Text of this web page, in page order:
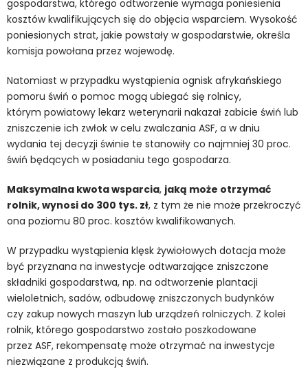
gospodarstwa, którego odtworzenie wymaga poniesienia
kosztów kwalifikujących się do objęcia wsparciem. Wysokość
poniesionych strat, jakie powstały w gospodarstwie, określa
komisja powołana przez wojewodę.
Natomiast w przypadku wystąpienia ognisk afrykańskiego
pomoru świń o pomoc mogą ubiegać się rolnicy,
którym powiatowy lekarz weterynarii nakazał zabicie świń lub
zniszczenie ich zwłok w celu zwalczania ASF, a w dniu
wydania tej decyzji świnie te stanowiły co najmniej 30 proc.
świń będących w posiadaniu tego gospodarza.
Maksymalna kwota wsparcia, jaką może otrzymać
rolnik, wynosi do 300 tys. zł, z tym że nie może przekroczyć
ona poziomu 80 proc. kosztów kwalifikowanych.
W przypadku wystąpienia klęsk żywiołowych dotacja może
być przyznana na inwestycje odtwarzające zniszczone
składniki gospodarstwa, np. na odtworzenie plantacji
wieloletnich, sadów, odbudowę zniszczonych budynków
czy zakup nowych maszyn lub urządzeń rolniczych. Z kolei
rolnik, którego gospodarstwo zostało poszkodowane
przez ASF, rekompensatę może otrzymać na inwestycje
niezwiązane z produkcją świń.